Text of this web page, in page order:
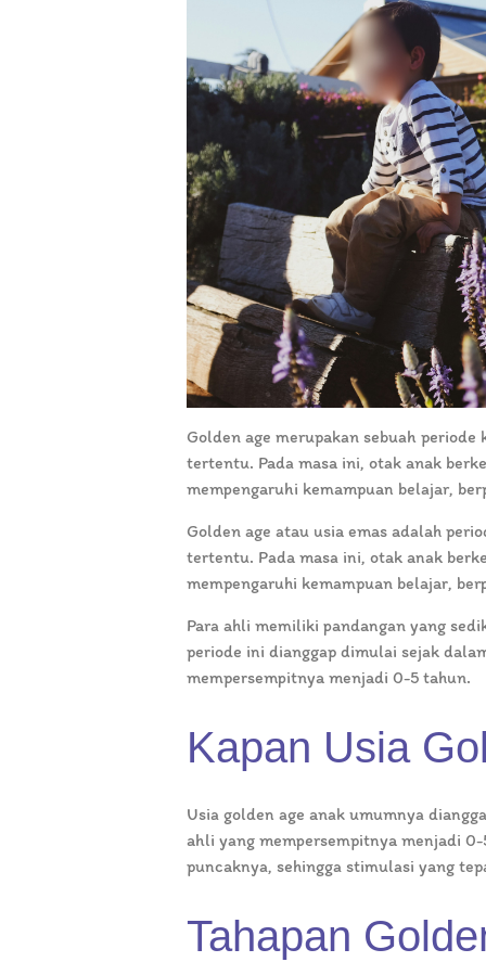
Golden age merupakan sebuah
tertentu. Pada masa ini, otak anak
mempengaruhi kemampuan belajar,
Golden age atau usia emas adalah
tertentu. Pada masa ini, otak anak
mempengaruhi kemampuan belajar,
Para ahli memiliki pandangan yang
periode ini dianggap dimulai sejak
mempersempitnya menjadi 0-5 tahun.
Kapan Usia
Usia golden age anak umumnya
ahli yang mempersempitnya menjadi
puncaknya, sehingga stimulasi yang
Tahapan